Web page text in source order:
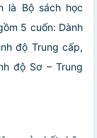
là Bộ sách học
5 cuốn: Dành
độ Trung cấp,
độ Sơ – Trung